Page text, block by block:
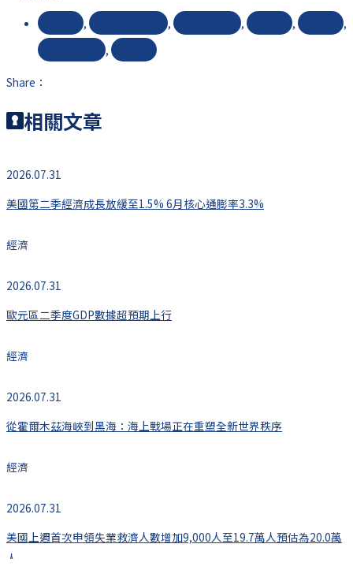
, , , ,
,
,
Share：
相關文章
經濟
美國第二季經濟成長放緩至1.5% 6月核心通膨率3.3%
2026.07.31
經濟
歐元區二季度GDP數據超預期上行
2026.07.31
經濟
從霍爾木茲海峽到黑海：海上戰場正在重塑全新世界秩序
2026.07.31
美國上週首次申領失業救濟人數增加9,000人至19.7萬人預估為20.0萬
人
2026.07.31